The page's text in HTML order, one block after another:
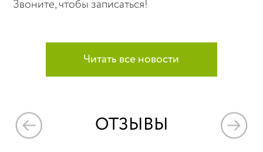
Звоните, чтобы записаться!
Читать все новости
ОТЗЫВЫ